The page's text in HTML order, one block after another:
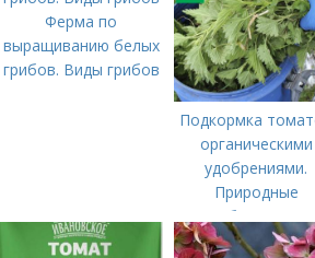
Ферма по
выращиванию белых
грибов. Виды грибов
Подкормка
органическими
удобрениями.
Природные
удобрения для
подкормки "по